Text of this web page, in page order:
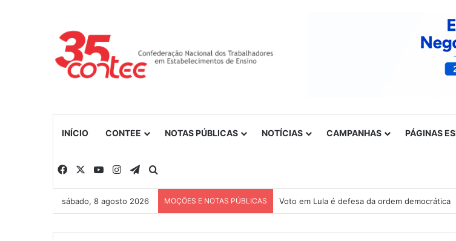
INÍCIO CONTEE NOTAS PÚBLICAS NOTÍCIAS CAMPANHAS PÁGINAS
Facebook YouTubeInstagramTelegram
sábado, 8 agosto 2026 MOÇÕES E NOTAS PÚBLICAS Voto em Lula é defesa da ordem democrática